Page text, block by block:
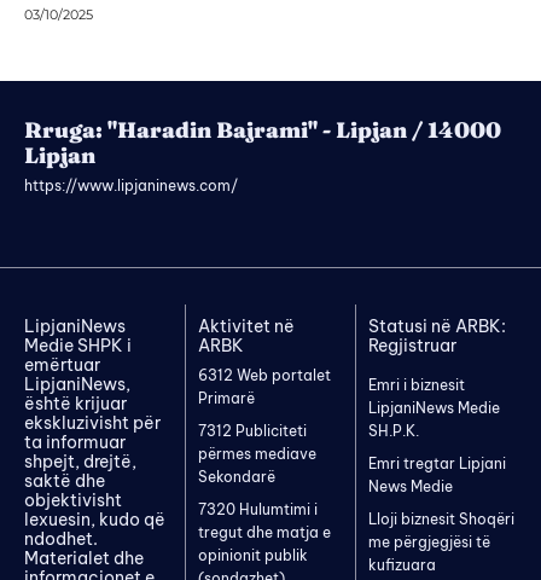
03/10/2025
Rruga: "Haradin Bajrami" - Lipjan / 14000
Lipjan
https://www.lipjaninews.com/
LipjaniNews
Medie SHPK i
emërtuar
LipjaniNews,
është krijuar
ekskluzivisht për
ta informuar
shpejt, drejtë,
saktë dhe
objektivisht
lexuesin, kudo që
ndodhet.
Materialet dhe
Aktivitet në
ARBK
6312 Web portalet
Primarë
7312 Publiciteti
përmes mediave
Sekondarë
7320 Hulumtimi i
tregut dhe matja e
opinionit publik
Statusi në ARBK:
Regjistruar
Emri i biznesit
LipjaniNews Medie
SH.P.K.
Emri tregtar Lipjani
News Medie
Lloji biznesit Shoqëri
me përgjegjësi të
kufizuara